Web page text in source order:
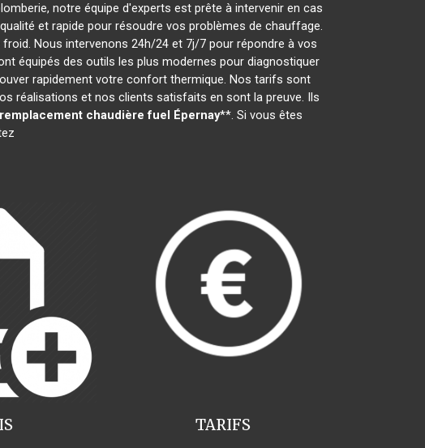
notre équipe d'experts est prête à intervenir en cas
et rapide pour résoudre vos problèmes de chauffage.
Nous intervenons 24h/24 et 7j/7 pour répondre à vos
équipés des outils les plus modernes pour diagnostiquer
rapidement votre confort thermique. Nos tarifs sont
réalisations et nos clients satisfaits en sont la preuve. Ils
chaudière fuel Épernay**. Si vous êtes
TARIFS